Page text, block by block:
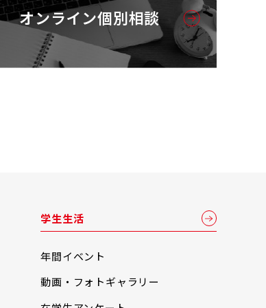
オンライン個別相談
学生生活
年間イベント
動画・フォトギャラリー